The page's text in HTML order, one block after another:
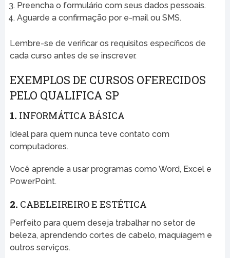
Preencha o formulário com seus dados pessoais.
Aguarde a confirmação por e-mail ou SMS.
Lembre-se de verificar os requisitos específicos de
cada curso antes de se inscrever.
EXEMPLOS DE CURSOS OFERECIDOS
PELO QUALIFICA SP
1. INFORMÁTICA BÁSICA
Ideal para quem nunca teve contato com
computadores.
Você aprende a usar programas como Word, Excel e
PowerPoint.
2. CABELEIREIRO E ESTÉTICA
Perfeito para quem deseja trabalhar no setor de
beleza, aprendendo cortes de cabelo, maquiagem e
outros serviços.